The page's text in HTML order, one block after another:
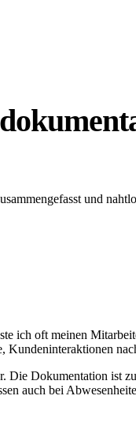
und
ich oft meinen
Die Dokumentation ist
auch bei